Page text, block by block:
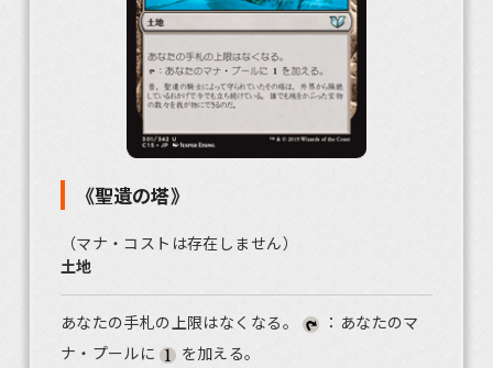
《聖遺の塔》
（マナ・コストは存在しません）
土地
あなたの手札の上限はなくなる。
：あなたのマ
ナ・プールに
を加える。